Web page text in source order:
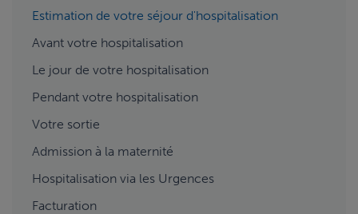
Estimation de votre séjour d'hospitalisation
Avant votre hospitalisation
Le jour de votre hospitalisation
Pendant votre hospitalisation
Votre sortie
Admission à la maternité
Hospitalisation via les Urgences
Facturation